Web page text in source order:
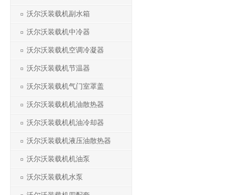
沃尔沃装载机副水箱
沃尔沃装载机中冷器
沃尔沃装载机空调冷凝器
沃尔沃装载机节温器
沃尔沃装载机气门室罩盖
沃尔沃装载机机油散热器
沃尔沃装载机机油冷却器
沃尔沃装载机液压油散热器
沃尔沃装载机机油泵
沃尔沃装载机水泵